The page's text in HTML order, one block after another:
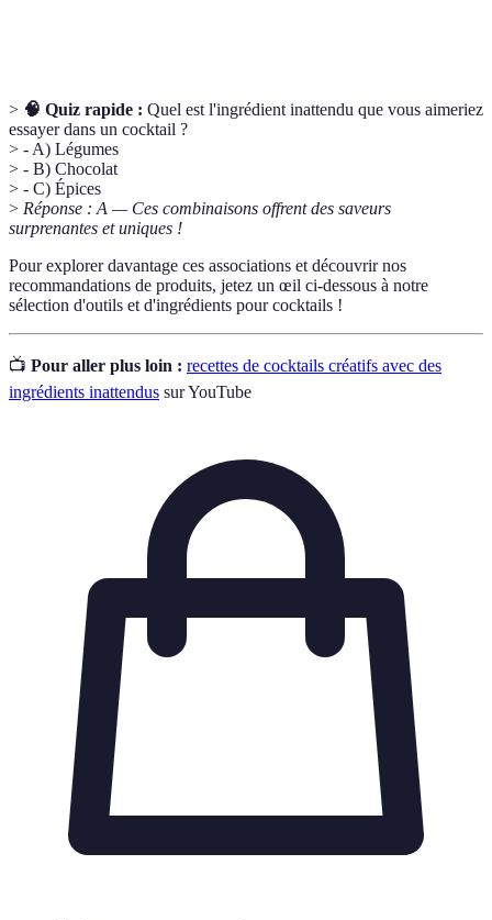
> 🧠 Quiz rapide : Quel est l'ingrédient inattendu que vous aimeriez
essayer dans un cocktail ?
> - A) Légumes
> - B) Chocolat
> - C) Épices
> Réponse : A — Ces combinaisons offrent des saveurs
surprenantes et uniques !
Pour explorer davantage ces associations et découvrir nos
recommandations de produits, jetez un œil ci-dessous à notre
sélection d'outils et d'ingrédients pour cocktails !
📺 Pour aller plus loin : recettes de cocktails créatifs avec des
ingrédients inattendus sur YouTube